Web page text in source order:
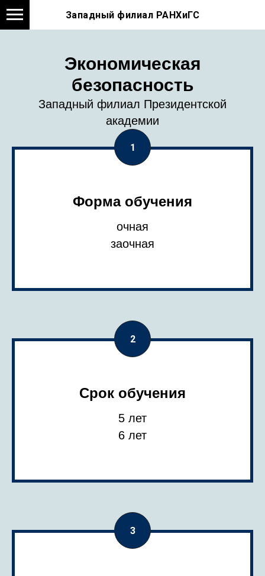
Западный филиал РАНХиГС
Экономическая
безопасность
Западный филиал Президентской
академии
Форма обучения
очная
заочная
Срок обучения
5 лет
6 лет